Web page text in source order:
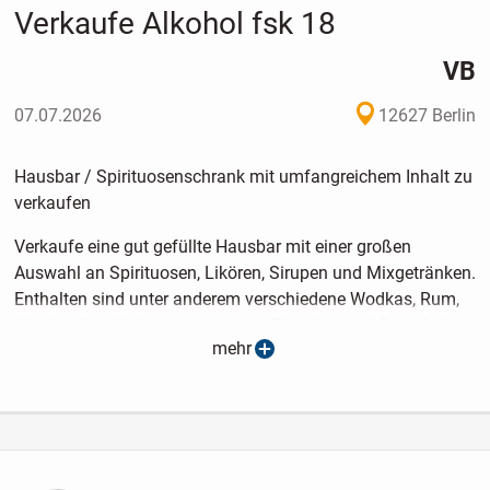
Verkaufe Alkohol fsk 18
VB
07.07.2026 12627 Berlin
Hausbar / Spirituosenschrank mit umfangreichem Inhalt zu
verkaufen
Verkaufe eine gut gefüllte Hausbar mit einer großen
Auswahl an Spirituosen, Likören, Sirupen und Mixgetränken.
Enthalten sind unter anderem verschiedene Wodkas, Rum,
für eine eigene Hausbar.
mehr